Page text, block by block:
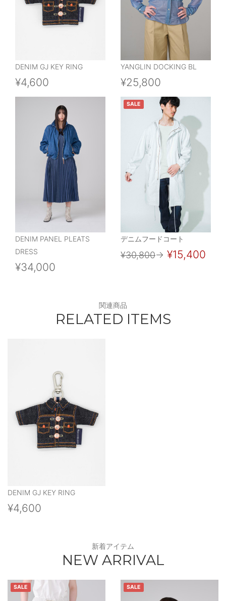
DENIM GJ KEY RING
¥4,600
YANGLIN DOCKING BL
¥25,800
DENIM PANEL PLEATS
DRESS
¥34,000
SALE
デニムフードコート
¥30,800→ ¥15,400
関連商品
RELATED ITEMS
DENIM GJ KEY RING
¥4,600
新着アイテム
NEW ARRIVAL
SALE SALE